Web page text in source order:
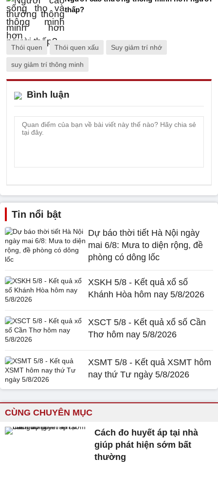
thấp?
Thói quen Thói quen xấu Suy giảm trí nhớ
suy giảm trí thông minh
Bình luận
Tin nổi bật
Dự báo thời tiết Hà Nội ngày
mai 6/8: Mưa to diện rộng, đề
phòng có dông lốc
XSKH 5/8 - Kết quả xổ số
Khánh Hòa hôm nay 5/8/2026
XSCT 5/8 - Kết quả xổ số Cần
Thơ hôm nay 5/8/2026
XSMT 5/8 - Kết quả XSMT hôm
nay thứ Tư ngày 5/8/2026
CÙNG CHUYÊN MỤC
Cách đo huyết áp tại nhà
giúp phát hiện sớm bất
thường